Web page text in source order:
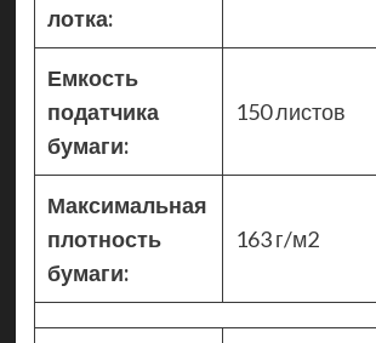
лотка:
Емкость
податчика
бумаги:
150 листов
Максимальная
плотность
бумаги:
163 г/м2